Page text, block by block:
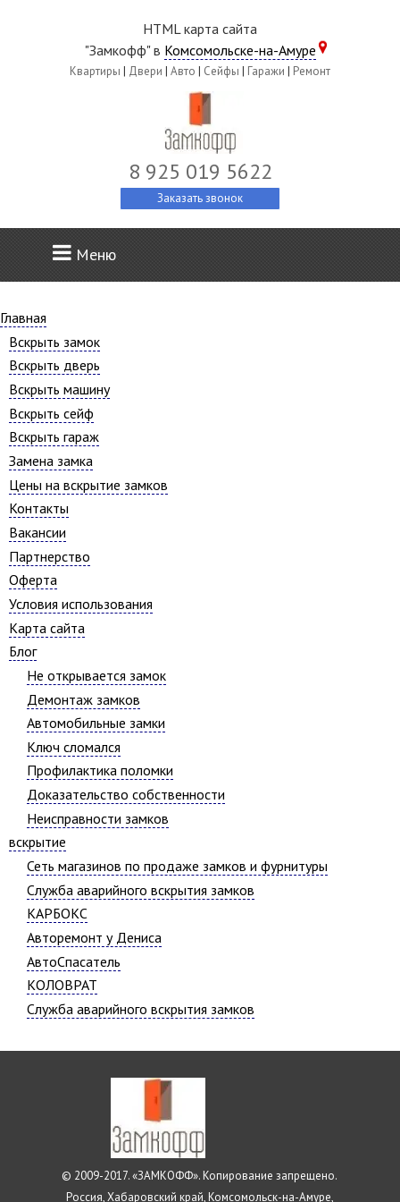
HTML карта сайта
"Замкофф" в Комсомольске-на-Амуре
Квартиры | Двери | Авто | Сейфы | Гаражи | Ремонт
8 925 019 5622
Заказать звонок
Меню
Главная
Вскрыть замок
Вскрыть дверь
Вскрыть машину
Вскрыть сейф
Вскрыть гараж
Замена замка
Цены на вскрытие замков
Контакты
Вакансии
Партнерство
Оферта
Условия использования
Карта сайта
Блог
Не открывается замок
Демонтаж замков
Автомобильные замки
Ключ сломался
Профилактика поломки
Доказательство собственности
Неисправности замков
вскрытие
Сеть магазинов по продаже замков и фурнитуры
Служба аварийного вскрытия замков
КАРБОКС
Авторемонт у Дениса
АвтоСпасатель
КОЛОВРАТ
Служба аварийного вскрытия замков
© 2009-2017. «ЗАМКОФФ». Копирование запрещено.
Россия, Хабаровский край, Комсомольск-на-Амуре,